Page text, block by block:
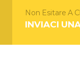
Non Esitare A
INVIACI